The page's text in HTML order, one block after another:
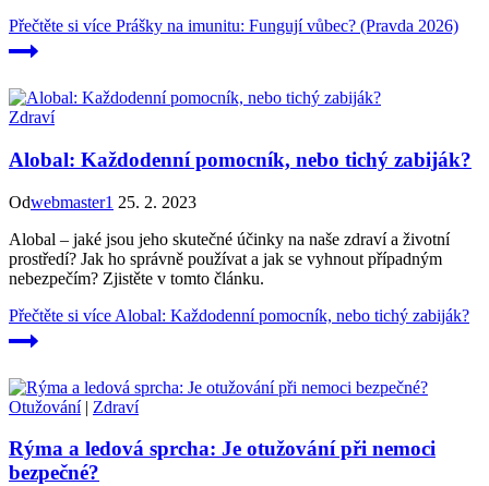
Přečtěte si více Prášky na imunitu: Fungují vůbec? (Pravda 2026)
Zdraví
Alobal: Každodenní pomocník, nebo tichý zabiják?
Odwebmaster1 25. 2. 2023
Alobal – jaké jsou jeho skutečné účinky na naše zdraví a životní
prostředí? Jak ho správně používat a jak se vyhnout případným
nebezpečím? Zjistěte v tomto článku.
Přečtěte si více Alobal: Každodenní pomocník, nebo tichý zabiják?
Otužování| Zdraví
Rýma a ledová sprcha: Je otužování při nemoci
bezpečné?